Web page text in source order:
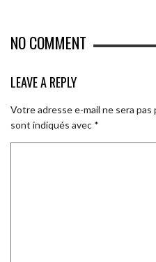
NO COMMENT
LEAVE A REPLY
Votre adresse e-mail ne sera pas
sont indiqués avec *